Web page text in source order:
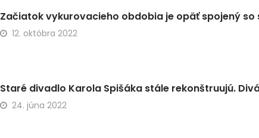
Začiatok vykurovacieho obdobia je opäť spojený so
12. októbra 2022
Staré divadlo Karola Spišáka stále rekonštruujú.
24. júna 2022